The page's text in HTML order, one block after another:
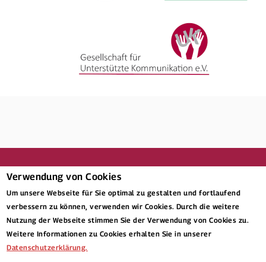
nach oben
Verwendung von Cookies
Um unsere Webseite für Sie optimal zu gestalten und fortlaufend
verbessern zu können, verwenden wir Cookies. Durch die weitere
Nutzung der Webseite stimmen Sie der Verwendung von Cookies zu.
Weitere Informationen zu Cookies erhalten Sie in unserer
Datenschutzerklärung.